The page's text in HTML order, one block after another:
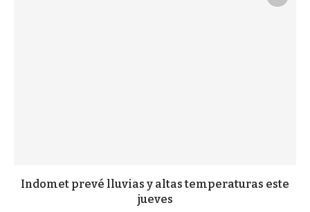
Indomet prevé lluvias y altas temperaturas este
jueves